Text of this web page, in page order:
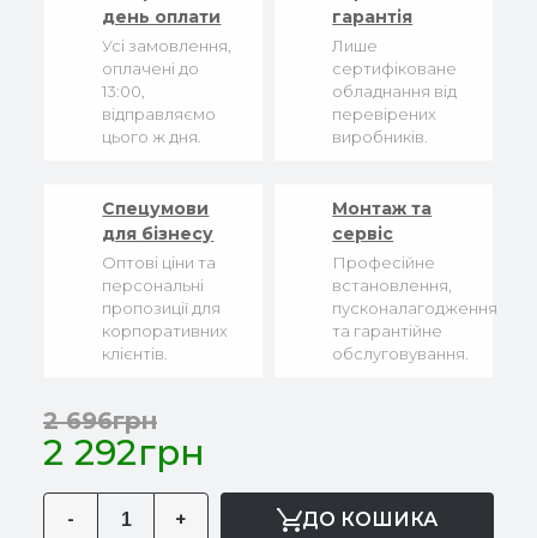
день оплати
Усі замовлення,
оплачені до
13:00,
відправляємо
цього ж дня.
гарантія
Лише
сертифіковане
обладнання від
перевірених
виробників.
Спецумови
для бізнесу
Оптові ціни та
персональні
пропозиції для
корпоративних
клієнтів.
Монтаж та
сервіс
Професійне
встановлення,
пусконалагодження
та гарантійне
обслуговування.
2 292грн
2 696грн
- + ДО КОШИКА